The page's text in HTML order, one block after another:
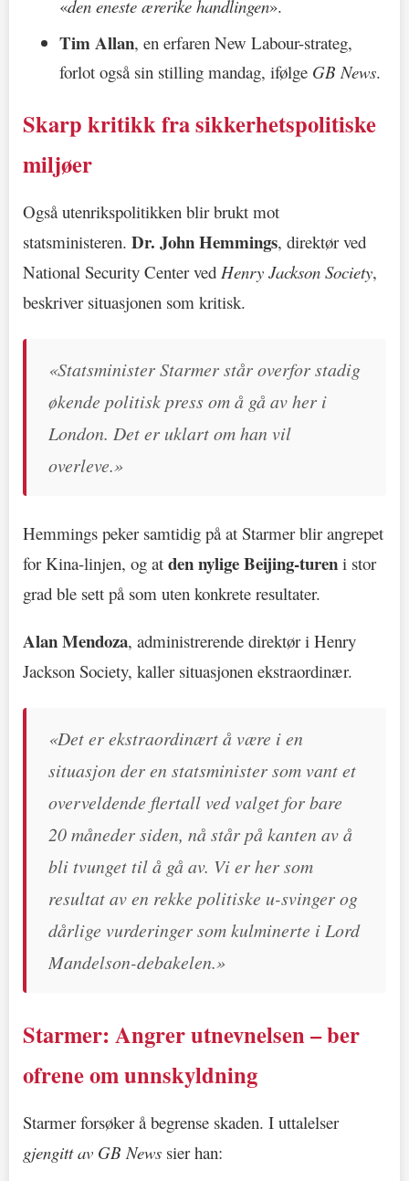
«den eneste ærerike handlingen».
Tim Allan, en erfaren New Labour-strateg,
forlot også sin stilling mandag, ifølge GB News.
Skarp kritikk fra sikkerhetspolitiske
miljøer
Også utenrikspolitikken blir brukt mot
statsministeren. Dr. John Hemmings, direktør ved
National Security Center ved Henry Jackson Society,
beskriver situasjonen som kritisk.
«Statsminister Starmer står overfor stadig
økende politisk press om å gå av her i
London. Det er uklart om han vil
overleve.»
Hemmings peker samtidig på at Starmer blir angrepet
for Kina-linjen, og at den nylige Beijing-turen i stor
grad ble sett på som uten konkrete resultater.
Alan Mendoza, administrerende direktør i Henry
Jackson Society, kaller situasjonen ekstraordinær.
«Det er ekstraordinært å være i en
situasjon der en statsminister som vant et
overveldende flertall ved valget for bare
20 måneder siden, nå står på kanten av å
bli tvunget til å gå av. Vi er her som
resultat av en rekke politiske u-svinger og
dårlige vurderinger som kulminerte i Lord
Mandelson-debakelen.»
Starmer: Angrer utnevnelsen – ber
ofrene om unnskyldning
Starmer forsøker å begrense skaden. I uttalelser
gjengitt av GB News sier han: